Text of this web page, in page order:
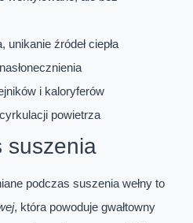
źródeł ciepła
i kaloryferów
powietrza
suszenia
podczas suszenia wełny to
, która powoduje gwałtowny